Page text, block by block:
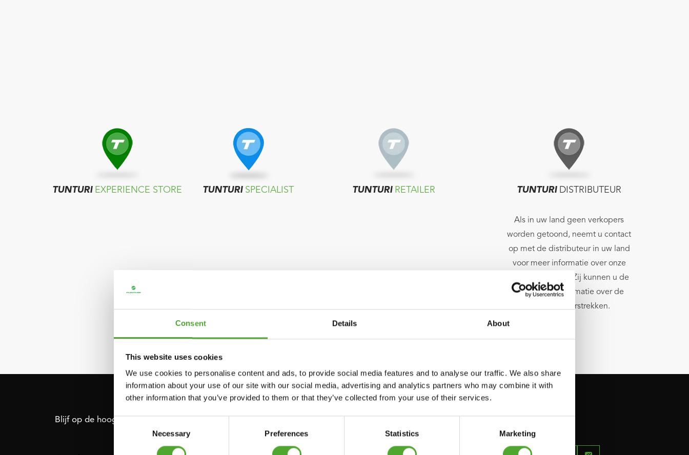
Consent Details About
This website uses cookies
We use cookies to personalise content and ads, to provide social media features and to analyse our traffic. We also share
information about your use of our site with our social media, advertising and analytics partners who may combine it with
other information that you’ve provided to them or that they’ve collected from your use of their services.
Consent
Necessary Preferences Statistics Marketing
TUNTURI EXPERIENCE STORE TUNTURISPECIALIST TUNTURIRETAILER TUNTURI DISTRIBUTEUR
Als in uw land geen verkopers
worden getoond, neemt u contact
op met de distributeur in uw land
voor meer informatie over onze
lokale verkopers. Zij kunnen u de
benodigde informatie over de
verkopers verstrekken.
Blijf op de hoogte: schrijf je in voor onze nieuwsbrief!